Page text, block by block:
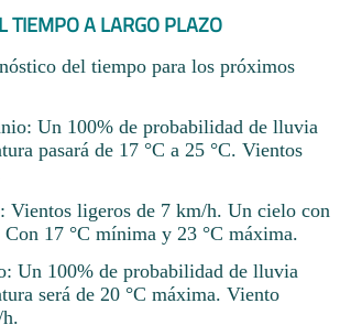
TIEMPO A LARGO PLAZO
del tiempo para los próximos
Un 100% de probabilidad de lluvia
pasará de 17 °C a 25 °C. Vientos
Vientos ligeros de 7 km/h. Un cielo con
Con 17 °C mínima y 23 °C máxima.
Un 100% de probabilidad de lluvia
será de 20 °C máxima. Viento